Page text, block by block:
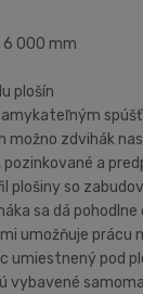
6 000 mm
plošín
možno zdvihák
pozinkované a
plošiny so
sa dá
umožňuje prácu
umiestnený pod
vybavené